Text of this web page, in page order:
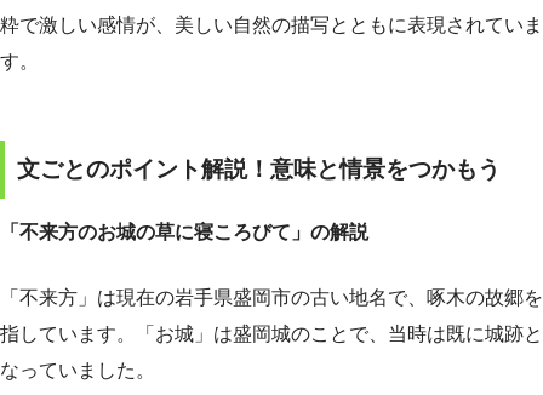
粋で激しい感情が、美しい自然の描写とともに表現されていま
す。
文ごとのポイント解説！意味と情景をつかもう
「不来方のお城の草に寝ころびて」の解説
「不来方」は現在の岩手県盛岡市の古い地名で、啄木の故郷を
指しています。「お城」は盛岡城のことで、当時は既に城跡と
なっていました。